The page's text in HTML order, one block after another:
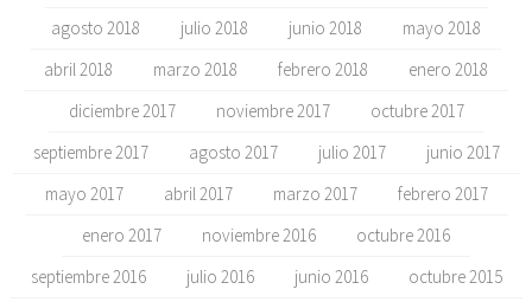
agosto 2018
julio 2018 junio 2018
mayo 2018
abril 2018
marzo 2018 febrero 2018
enero 2018
diciembre 2017
noviembre 2017
octubre 2017
septiembre 2017
agosto 2017 julio 2017
junio 2017
mayo 2017
abril 2017 marzo 2017
febrero 2017
enero 2017
noviembre 2016
octubre 2016
septiembre 2016
julio 2016 junio 2016 octubre 2015